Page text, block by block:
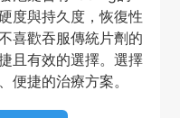
度與持久度，恢復性
喜歡吞服傳統片劑的
且有效的選擇。選擇
便捷的治療方案。